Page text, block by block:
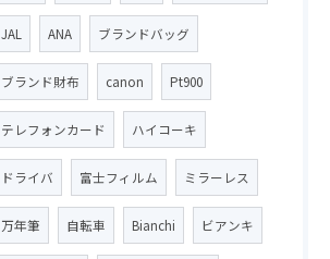
JAL ANA ブランドバッグ
ブランド財布 canon Pt900
テレフォンカード ハイコーキ
ドライバ 富士フィルム ミラーレス
万年筆 自転車 Bianchi ビアンキ